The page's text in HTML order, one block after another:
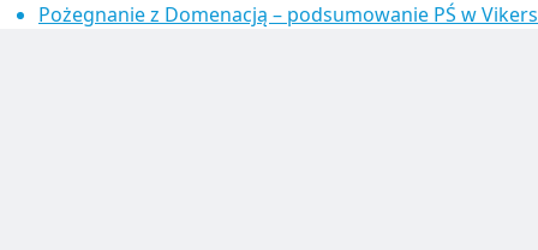
Pożegnanie z Domenacją – podsumowanie PŚ w